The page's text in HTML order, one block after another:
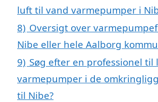
luft til vand varmepumper i
8) Oversigt over
Nibe eller hele Aalborg
9) Søg efter en professionel til
varmepumper i de
til Nibe?